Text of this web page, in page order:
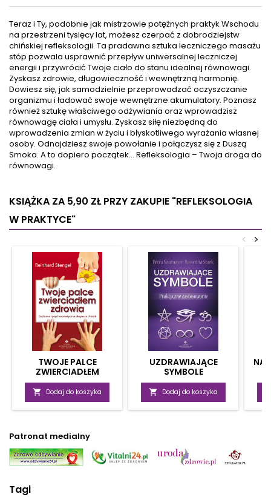
jakość snu, przyrost masy
ciała, brak sił, niepokój,
infekcje to skutki
przewlekłego stresu. Ta
książka to twój przewodnik w
powrocie do zdrowia!
Znajdziesz w niej pomocne
testy wraz z interpretacją,
które...
jej przesłanie, nauczy się:
rozwijania swoich ukrytych,
pozazmysłowych mocy;
wizualizacji przyszłych
wydarzeń i jeśli to konieczne
zmieniania ich; korzystania z
daru pozazmysłowego
postrzegania i intuicji;...
Teraz i Ty, podobnie jak mistrzowie potężnych praktyk Wschodu
na przestrzeni tysięcy lat, możesz czerpać z dobrodziejstw
chińskiej refleksologii. Ta pradawna sztuka leczniczego masażu
stóp pozwala usprawnić przepływ uniwersalnej leczniczej
energii i przywrócić Twoje ciało do stanu idealnej równowagi.
Zyskasz zdrowie, długowieczność i wewnętrzną harmonię.
Dowiesz się, jak samodzielnie przeprowadzać oczyszczanie
organizmu i ładować swoje wewnętrzne akumulatory. Poznasz
również sztukę właściwego odżywiania oraz wprowadzisz
równowagę ciała i umysłu. Zyskasz siłę niezbędną do
wprowadzenia zmian w życiu i błyskotliwego wyrażania własnej
osoby. Odnajdziesz swoje powołanie i połączysz się z Duszą
Smoka. A to dopiero początek… Refleksologia – Twoja droga do
równowagi.
KSIĄŻKA ZA 5,90 ZŁPRZY ZAKUPIE "REFLEKSOLOGIA
W PRAKTYCE"
>
<
TWOJE PALCE
ZWIERCIADŁEM
ZDROWIA
 Dodaj do koszyka
UZDRAWIAJĄCE
SYMBOLE
 Dodaj do koszyka
Patronat medialny
Tagi